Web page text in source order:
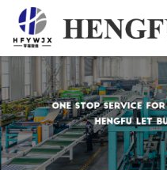
المنزل
المنتجات
حول